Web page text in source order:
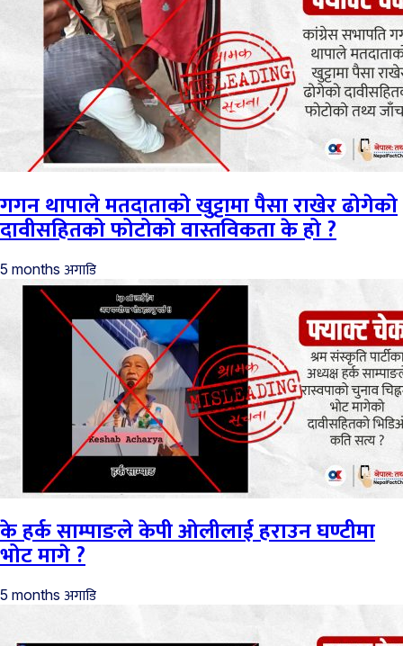
गगन थापाले मतदाताको खुट्टामा पैसा राखेर ढोगेको
दावीसहितको फोटोको वास्तविकता के हो ?
5 months अगाडि
के हर्क साम्पाङले केपी ओलीलाई हराउन घण्टीमा
भोट मागे ?
5 months अगाडि